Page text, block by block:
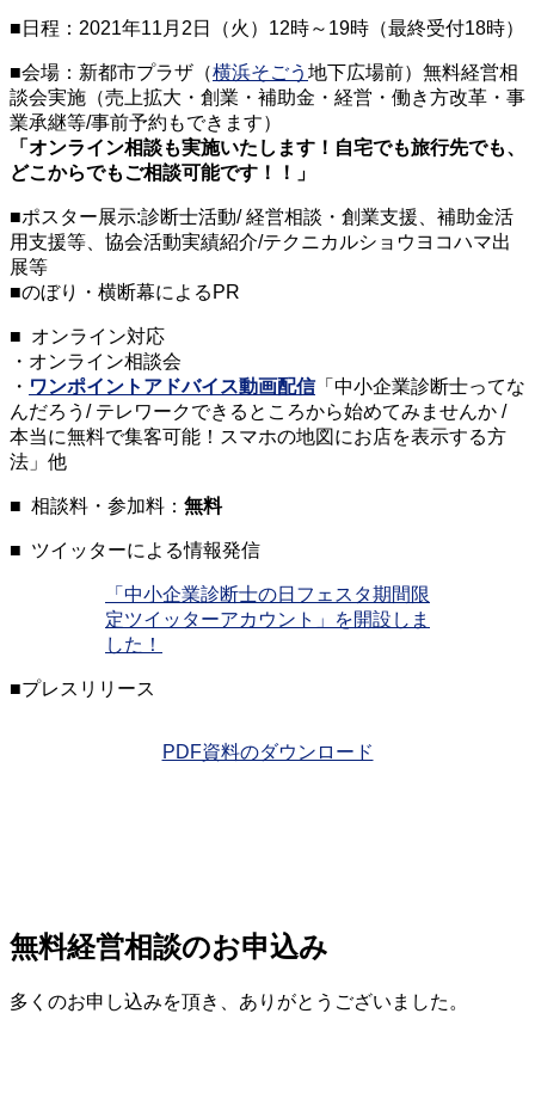
■日程：2021年11月2日（火）12時～19時（最終受付18時）
■会場：新都市プラザ（横浜そごう 地下広場前）無料経営相
談会実施（売上拡大・創業・補助金・経営・働き方改革・事
業承継等/事前予約もできます）
「オンライン相談も実施いたします！自宅でも旅行先でも、
どこからでもご相談可能です！！」
■ポスター展示:診断士活動/ 経営相談・創業支援、補助金活
用支援等、協会活動実績紹介/テクニカルショウヨコハマ出
展等
■のぼり・横断幕によるPR
■ オンライン対応
・オンライン相談会
・ ワンポイントアドバイス動画配信「中小企業診断士ってな
んだろう/ テレワークできるところから始めてみませんか /
本当に無料で集客可能！スマホの地図にお店を表示する方
法」他
■ 相談料・参加料： 無料
■ ツイッターによる情報発信
「中小企業診断士の日フェスタ期間限
定ツイッターアカウント」を開設しま
した！
■プレスリリース
PDF資料のダウンロード
無料経営相談のお申込み
多くのお申し込みを頂き、ありがとうございました。